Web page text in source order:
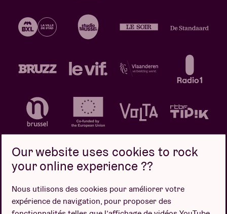
Politique de confidentialité
Politique de cookies
Conditions de vente
Our website uses cookies to rock
your online experience ??
Nous utilisons des cookies pour améliorer votre
expérience de navigation, pour proposer des